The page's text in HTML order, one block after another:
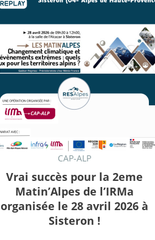
CAP-ALP
Vrai succès pour la 2eme
Matin’Alpes de l’IRMa
organisée le 28 avril 2026 à
Sisteron !